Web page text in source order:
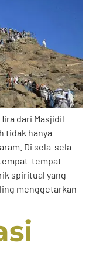
dari Masjidil
tidak hanya
Di sela-sela
tempat
spiritual yang
menggetarkan